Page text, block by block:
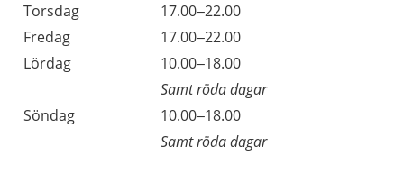
Torsdag
17.00–22.00
Fredag
17.00–22.00
Lördag
10.00–18.00
Samt röda dagar
Söndag
10.00–18.00
Samt röda dagar